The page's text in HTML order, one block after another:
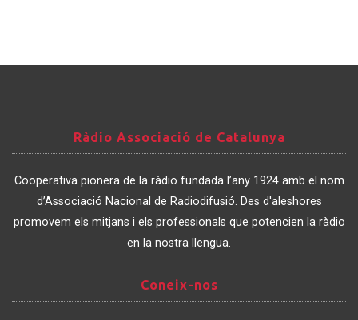
Associació
de
Catalunya
Ràdio Associació de Catalunya
Cooperativa pionera de la ràdio fundada l’any 1924 amb el nom
d’Associació Nacional de Radiodifusió. Des d'aleshores
promovem els mitjans i els professionals que potencien la ràdio
en la nostra llengua.
nos
Coneix-nos